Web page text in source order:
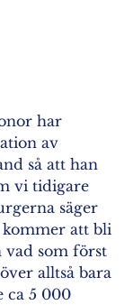
har
av
så att han
vi tidigare
säger
att bli
vad som först
alltså bara
ca 5 000